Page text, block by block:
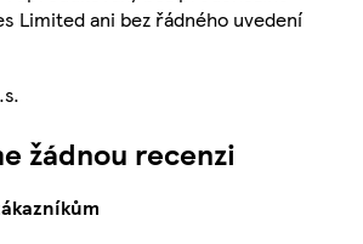
Limited ani bez řádného uvedení
žádnou recenzi